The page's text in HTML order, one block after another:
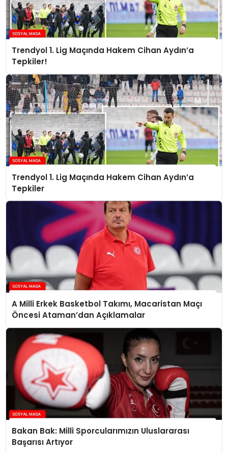
Trendyol 1. Lig Maçında Hakem Cihan Aydın’a
Tepkiler!
Trendyol 1. Lig Maçında Hakem Cihan Aydın’a
Tepkiler
A Milli Erkek Basketbol Takımı, Macaristan Maçı
Öncesi Ataman’dan Açıklamalar
Bakan Bak: Milli Sporcularımızın Uluslararası
Başarısı Artıyor